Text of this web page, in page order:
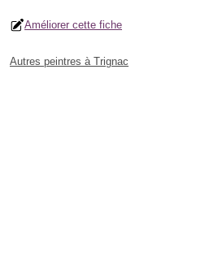
Améliorer cette fiche
Autres peintres à Trignac